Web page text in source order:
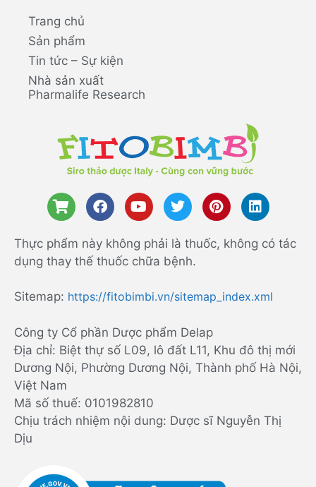
Trang chủ
Sản phẩm
Tin tức – Sự kiện
Nhà sản xuất
Pharmalife Research
Thực phẩm này không phải là thuốc, không có tác
dụng thay thế thuốc chữa bệnh.
Sitemap: https://fitobimbi.vn/sitemap_index.xml
Công ty Cổ phần Dược phẩm Delap
Địa chỉ: Biệt thự số L09, lô đất L11, Khu đô thị mới
Dương Nội, Phường Dương Nội, Thành phố Hà Nội,
Việt Nam
Mã số thuế: 0101982810
Chịu trách nhiệm nội dung: Dược sĩ Nguyễn Thị
Dịu